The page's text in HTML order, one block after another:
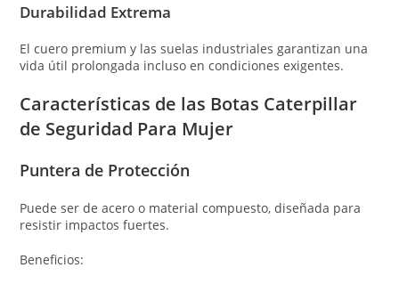
Durabilidad Extrema
El cuero premium y las suelas industriales garantizan una
vida útil prolongada incluso en condiciones exigentes.
Características de las Botas Caterpillar
de Seguridad Para Mujer
Puntera de Protección
Puede ser de acero o material compuesto, diseñada para
resistir impactos fuertes.
Beneficios: